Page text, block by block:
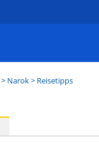
> Narok> Reisetipps